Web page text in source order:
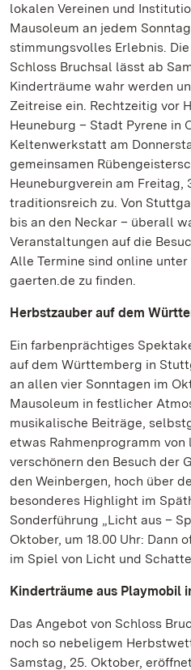
lokalen Vereinen und
Mausoleum an jedem
stimmungsvolles Erlebnis.
Schloss Bruchsal lässt ab
Kinderträume wahr werden
Zeitreise ein. Rechtzeitig vor
Heuneburg – Stadt Pyrene in
Keltenwerkstatt am
gemeinsamen
Heuneburgverein am Freitag,
traditionsreich zu. Von
bis an den Neckar – überall
Veranstaltungen auf die
Alle Termine sind online
gaerten.de zu finden.
Herbstzauber auf dem
Ein farbenprächtiges
auf dem Württemberg in
an allen vier Sonntagen im
Mausoleum in festlicher
musikalische Beiträge,
etwas Rahmenprogramm von
verschönern den Besuch der
den Weinbergen, hoch über
besonderes Highlight im
Sonderführung „Licht aus –
Oktober, um 18.00 Uhr: Dann
im Spiel von Licht und
Kinderträume aus Playmobil
Das Angebot von Schloss
noch so nebeligem
Samstag, 25. Oktober,